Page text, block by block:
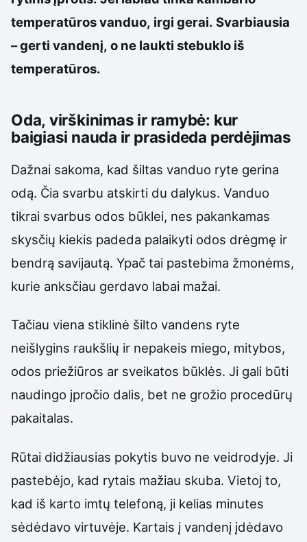
temperatūros vanduo, irgi gerai. Svarbiausia
– gerti vandenį, o ne laukti stebuklo iš
temperatūros.
Oda, virškinimas ir ramybė: kur
baigiasi nauda ir prasideda perdėjimas
Dažnai sakoma, kad šiltas vanduo ryte gerina
odą. Čia svarbu atskirti du dalykus. Vanduo
tikrai svarbus odos būklei, nes pakankamas
skysčių kiekis padeda palaikyti odos drėgmę ir
bendrą savijautą. Ypač tai pastebima žmonėms,
kurie anksčiau gerdavo labai mažai.
Tačiau viena stiklinė šilto vandens ryte
neišlygins raukšlių ir nepakeis miego, mitybos,
odos priežiūros ar sveikatos būklės. Ji gali būti
naudingo įpročio dalis, bet ne grožio procedūrų
pakaitalas.
Rūtai didžiausias pokytis buvo ne veidrodyje. Ji
pastebėjo, kad rytais mažiau skuba. Vietoj to,
kad iš karto imtų telefoną, ji kelias minutes
sėdėdavo virtuvėje. Kartais į vandenį įdėdavo